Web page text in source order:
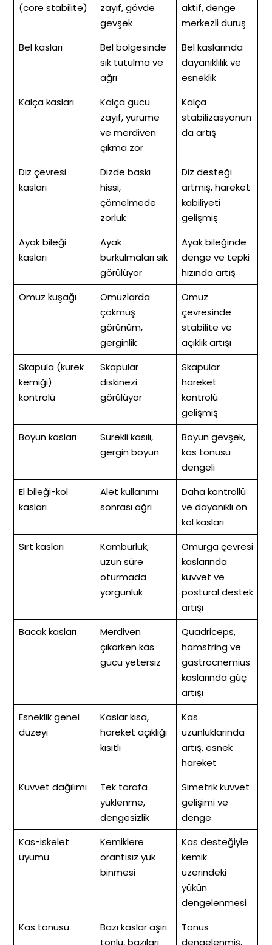
(core stabilite)
zayıf, gövde
gevşek
aktif, denge
merkezli duruş
Bel kasları
Bel bölgesinde
sık tutulma ve
ağrı
Bel kaslarında
dayanıklılık ve
esneklik
Kalça kasları
Kalça gücü
zayıf, yürüme
ve merdiven
çıkma zor
Kalça
stabilizasyonun
da artış
Diz çevresi
kasları
Dizde baskı
hissi,
çömelmede
zorluk
Diz desteği
artmış, hareket
kabiliyeti
gelişmiş
Ayak bileği
kasları
Ayak
burkulmaları sık
görülüyor
Ayak bileğinde
denge ve tepki
hızında artış
Omuz kuşağı
Omuzlarda
çökmüş
görünüm,
gerginlik
Omuz
çevresinde
stabilite ve
açıklık artışı
Skapula (kürek
kemiği)
kontrolü
Skapular
diskinezi
görülüyor
Skapular
hareket
kontrolü
gelişmiş
Boyun kasları
Sürekli kasılı,
gergin boyun
Boyun gevşek,
kas tonusu
dengeli
El bileği-kol
kasları
Alet kullanımı
sonrası ağrı
Daha kontrollü
ve dayanıklı ön
kol kasları
Sırt kasları
Kamburluk,
uzun süre
oturmada
yorgunluk
Omurga çevresi
kaslarında
kuvvet ve
postüral destek
artışı
Bacak kasları
Merdiven
çıkarken kas
gücü yetersiz
Quadriceps,
hamstring ve
gastrocnemius
kaslarında güç
artışı
Esneklik genel
düzeyi
Kaslar kısa,
hareket açıklığı
kısıtlı
Kas
uzunluklarında
artış, esnek
hareket
Kuvvet dağılımı
Tek tarafa
yüklenme,
dengesizlik
Simetrik kuvvet
gelişimi ve
denge
Kas-iskelet
uyumu
Kemiklere
orantısız yük
binmesi
Kas desteğiyle
kemik
üzerindeki
yükün
dengelenmesi
Kas tonusu
Bazı kaslar aşırı
tonlu, bazıları
Tonus
dengelenmiş,